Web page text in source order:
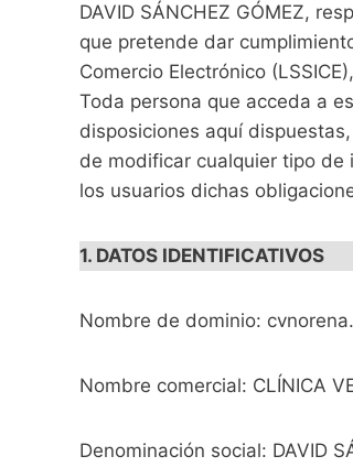
DAVID SÁNCHEZ GÓMEZ,
que pretende dar
Comercio Electrónico
Toda persona que acceda a
disposiciones aquí
de modificar cualquier tipo de
los usuarios dichas
1. DATOS IDENTIFICATIVOS
Nombre de dominio:
Nombre comercial: CLÍNICA
Denominación social: DAVID